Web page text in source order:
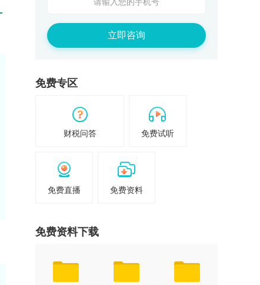
立即咨询
免费专区
财税问答 免费试听
免费直播 免费资料
免费资料下载